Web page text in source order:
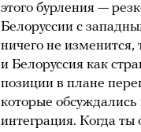
этого бурления —
Белоруссии с
ничего не
и Белоруссия как
позиции в плане
которые
интеграция. Когда ты